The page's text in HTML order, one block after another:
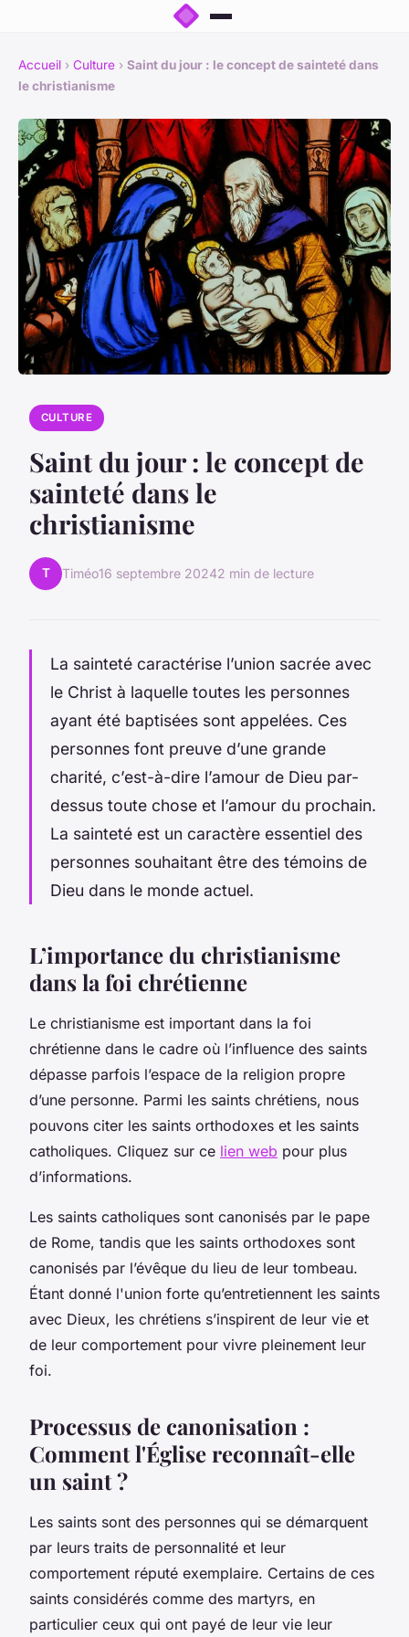
Accueil › Culture › Saint du jour : le concept de sainteté dans
le christianisme
CULTURE
Saint du jour : le concept de
sainteté dans le
christianisme
T Timéo16 septembre 20242 min de lecture
La sainteté caractérise l’union sacrée avec
le Christ à laquelle toutes les personnes
ayant été baptisées sont appelées. Ces
personnes font preuve d’une grande
charité, c’est-à-dire l’amour de Dieu par-
dessus toute chose et l’amour du prochain.
La sainteté est un caractère essentiel des
personnes souhaitant être des témoins de
Dieu dans le monde actuel.
L’importance du christianisme
dans la foi chrétienne
Le christianisme est important dans la foi
chrétienne dans le cadre où l’influence des saints
dépasse parfois l’espace de la religion propre
d’une personne. Parmi les saints chrétiens, nous
pouvons citer les saints orthodoxes et les saints
catholiques. Cliquez sur ce lien web pour plus
d’informations.
Les saints catholiques sont canonisés par le pape
de Rome, tandis que les saints orthodoxes sont
canonisés par l’évêque du lieu de leur tombeau.
Étant donné l'union forte qu’entretiennent les saints
avec Dieux, les chrétiens s’inspirent de leur vie et
de leur comportement pour vivre pleinement leur
foi.
Processus de canonisation :
Comment l'Église reconnaît-elle
un saint ?
Les saints sont des personnes qui se démarquent
par leurs traits de personnalité et leur
comportement réputé exemplaire. Certains de ces
saints considérés comme des martyrs, en
particulier ceux qui ont payé de leur vie leur